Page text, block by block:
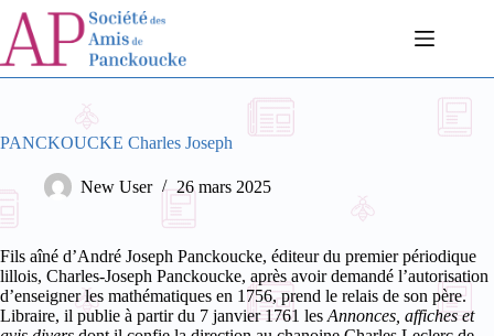
Passer
contenu
PANCKOUCKE Charles Joseph
New User 26 mars 2025
Fils aîné d’André Joseph Panckoucke, éditeur du premier périodique
lillois, Charles-Joseph Panckoucke, après avoir demandé l’autorisation
d’enseigner les mathématiques en 1756, prend le relais de son père.
Libraire, il publie à partir du 7 janvier 1761 les Annonces, affiches et